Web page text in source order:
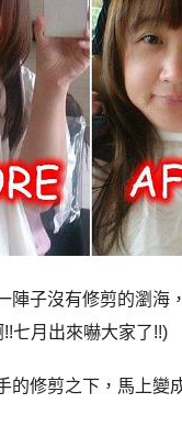
陣子沒有修剪的瀏海
七月出來嚇大家了!!)
的修剪之下，馬上變